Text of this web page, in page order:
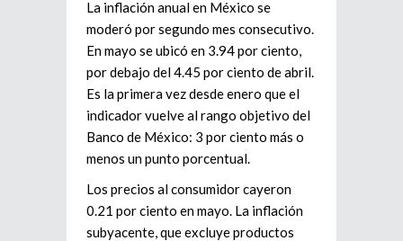
La inflación anual en México se
moderó por segundo mes consecutivo.
En mayo se ubicó en 3.94 por ciento,
por debajo del 4.45 por ciento de abril.
Es la primera vez desde enero que el
indicador vuelve al rango objetivo del
Banco de México: 3 por ciento más o
menos un punto porcentual.
Los precios al consumidor cayeron
0.21 por ciento en mayo. La inflación
subyacente, que excluye productos